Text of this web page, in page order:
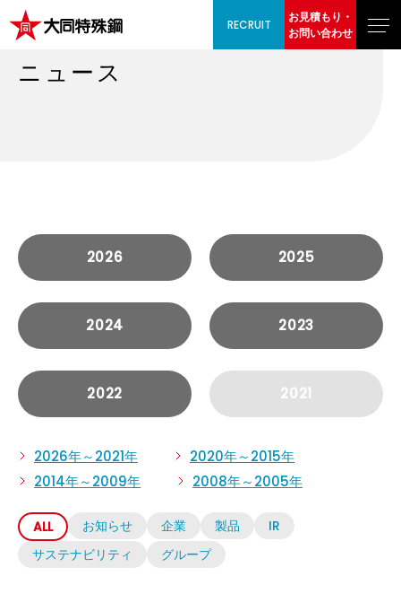
RECRUIT
お見積もり・
お問い合わせ
ニュース
2026 2025
2024 2023
2022 2021
2026年～2021年
2020年～2015年
2014年～2009年
2008年～2005年
ALL お知らせ 企業 製品
IR
サステナビリティ
グループ